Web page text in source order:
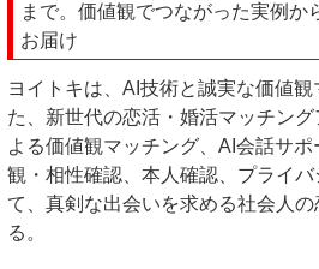
まで。価値観でつながった実例か
お届け
ヨイトキは、AI技術と誠実な価値
た、新世代の恋活・婚活マッチン
よる価値観マッチング、AI会話サ
観・相性確認、本人確認、プライ
て、真剣な出会いを求める社会人
る。